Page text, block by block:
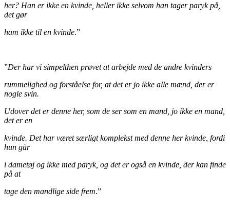
her? Han er ikke en kvinde, heller ikke selvom han tager paryk på,
det gør
ham ikke til en kvinde.”
”Der har vi simpelthen prøvet at arbejde med de andre kvinders
rummelighed og forståelse for, at det er jo ikke alle mænd, der er
nogle svin.
Udover det er denne her, som de ser som en mand, jo ikke en mand,
det er en
kvinde. Det har været særligt komplekst med denne her kvinde, fordi
hun går
i dametøj og ikke med paryk, og det er også en kvinde, der kan finde
på at
tage den mandlige side frem.”